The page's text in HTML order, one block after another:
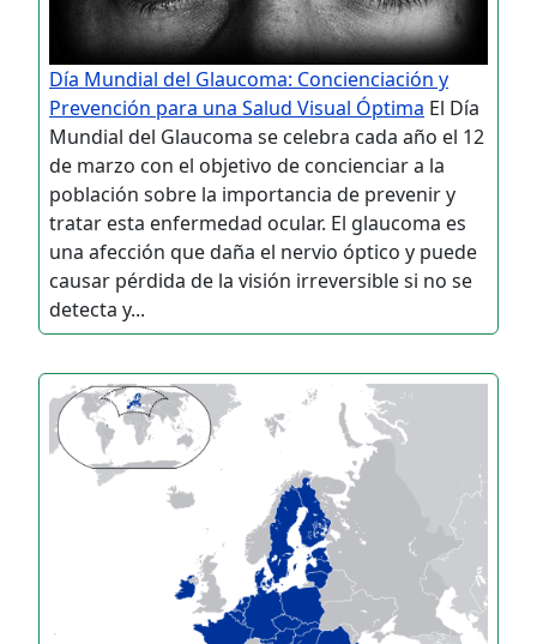
Día Mundial del Glaucoma: Concienciación y
Prevención para una Salud Visual Óptima El Día
Mundial del Glaucoma se celebra cada año el 12
de marzo con el objetivo de concienciar a la
población sobre la importancia de prevenir y
tratar esta enfermedad ocular. El glaucoma es
una afección que daña el nervio óptico y puede
causar pérdida de la visión irreversible si no se
detecta y...